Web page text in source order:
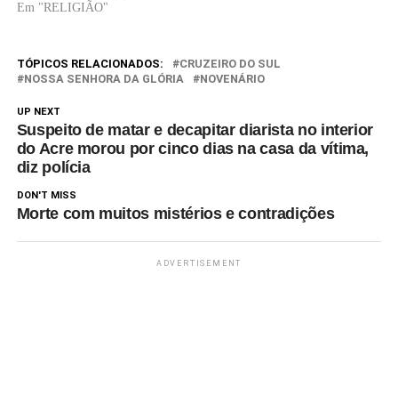
Em "RELIGIÃO"
TÓPICOS RELACIONADOS:
CRUZEIRO DO SUL
NOSSA SENHORA DA GLÓRIA
NOVENÁRIO
UP NEXT
Suspeito de matar e decapitar diarista no interior
do Acre morou por cinco dias na casa da vítima,
diz polícia
DON'T MISS
Morte com muitos mistérios e contradições
ADVERTISEMENT